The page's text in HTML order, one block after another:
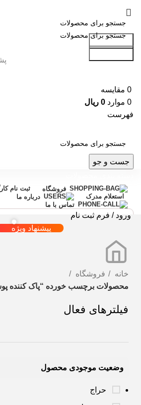
جست و جو
0 مقایسه
0 موارد 0 ریال
فهرست
جست و جو
فروشگاه
ثبت نام
استعلام مدرک
درباره ما
تماس با ما
ورود / فرم ثبت نام
پیشنهاد ویژه
خانه
فروشگاه
محصولات برچسب خورده “پاک کننده
فیلترهای فعال
وضعیت موجودی محصول
حراج